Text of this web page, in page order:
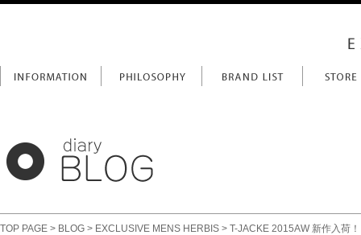
TOP PAGE > BLOG > EXCLUSIVE MENS HERBIS > T-JACKE 2015AW 新作入荷